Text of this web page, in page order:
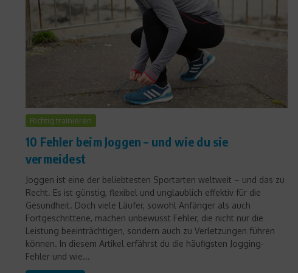
Richtig trainieren
10 Fehler beim Joggen – und wie du sie
vermeidest
Joggen ist eine der beliebtesten Sportarten weltweit – und das zu
Recht. Es ist günstig, flexibel und unglaublich effektiv für die
Gesundheit. Doch viele Läufer, sowohl Anfänger als auch
Fortgeschrittene, machen unbewusst Fehler, die nicht nur die
Leistung beeinträchtigen, sondern auch zu Verletzungen führen
können. In diesem Artikel erfährst du die häufigsten Jogging-
Fehler und wie...